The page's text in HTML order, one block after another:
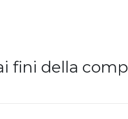
fini della